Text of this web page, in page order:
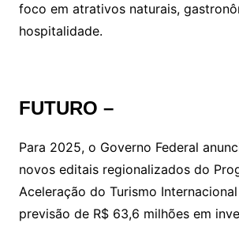
foco em atrativos naturais,
hospitalidade.
FUTURO –
Para 2025, o Governo Federal
novos editais regionalizados do
Aceleração do Turismo
previsão de R$ 63,6 milhões em